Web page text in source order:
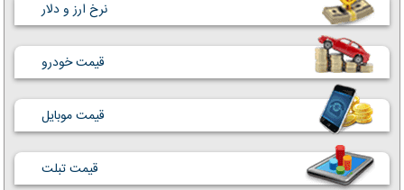
نرخ ارز و دلار
قیمت خودرو
قیمت موبایل
قیمت تبلت